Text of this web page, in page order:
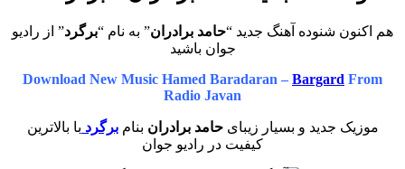
هم اکنون شنوده آهنگ جدید “حامد برادران” به نام “برگرد” از رادیو
جوان باشید
Download New Music Hamed Baradaran – Bargard From
Radio Javan
موزیک جدید و بسیار زیبایحامد برادران بنام برگرد با بالاترین
کیفیت در رادیو جوان